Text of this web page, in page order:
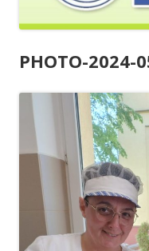
PHOTO-2024-